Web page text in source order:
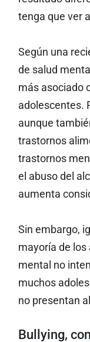
tenga que ver
Según una
de salud
más asociado
adolescentes.
aunque
trastornos
trastornos
el abuso del
aumenta
Sin embargo,
mayoría de
mental no
muchos
no presentan
Bullying,